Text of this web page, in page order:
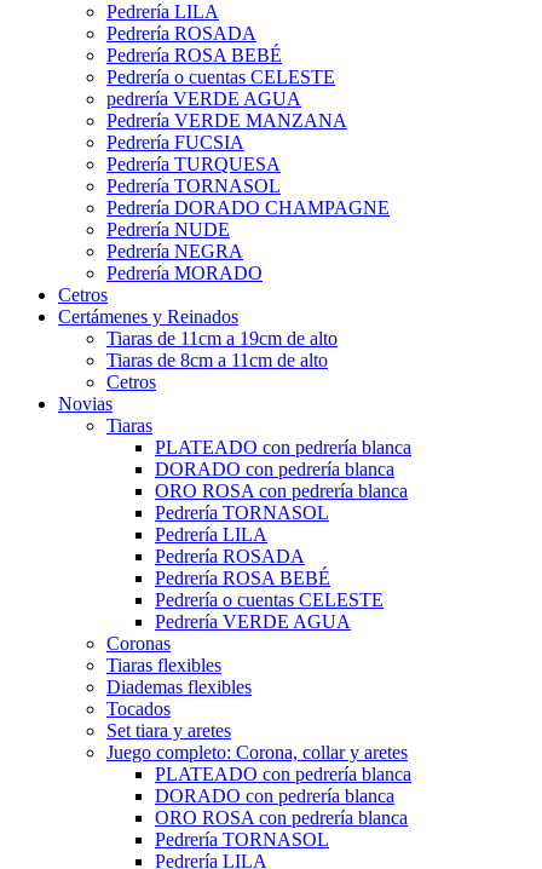
Pedrería LILA
Pedrería ROSADA
Pedrería ROSA BEBÉ
Pedrería o cuentas CELESTE
pedrería VERDE AGUA
Pedrería VERDE MANZANA
Pedrería FUCSIA
Pedrería TURQUESA
Pedrería TORNASOL
Pedrería DORADO CHAMPAGNE
Pedrería NUDE
Pedrería NEGRA
Pedrería MORADO
Cetros
Certámenes y Reinados
Tiaras de 11cm a 19cm de alto
Tiaras de 8cm a 11cm de alto
Cetros
Novias
Tiaras
PLATEADO con pedrería blanca
DORADO con pedrería blanca
ORO ROSA con pedrería blanca
Pedrería TORNASOL
Pedrería LILA
Pedrería ROSADA
Pedrería ROSA BEBÉ
Pedrería o cuentas CELESTE
Pedrería VERDE AGUA
Coronas
Tiaras flexibles
Diademas flexibles
Tocados
Set tiara y aretes
Juego completo: Corona, collar y aretes
PLATEADO con pedrería blanca
DORADO con pedrería blanca
ORO ROSA con pedrería blanca
Pedrería TORNASOL
Pedrería LILA